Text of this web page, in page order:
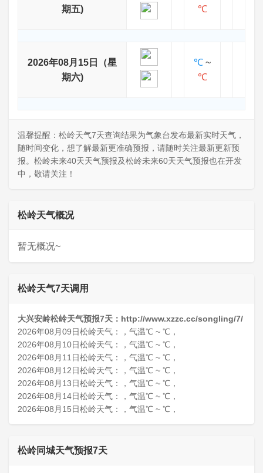
期五)
℃
2026年08月15日（星
期六)
℃ ~
℃
温馨提醒：松岭天气7天查询结果为气象台发布最新实时天气，
随时间变化，想了解最新更准确预报，请随时关注最新更新预
报。松岭未来40天天气预报及松岭未来60天天气预报也在开发
中，敬请关注！
松岭天气概况
暂无概况~
松岭天气7天调用
大兴安岭松岭天气预报7天：http://www.xzzc.cc/songling/7/
2026年08月09日松岭天气：，气温℃ ~ ℃，
2026年08月10日松岭天气：，气温℃ ~ ℃，
2026年08月11日松岭天气：，气温℃ ~ ℃，
2026年08月12日松岭天气：，气温℃ ~ ℃，
2026年08月13日松岭天气：，气温℃ ~ ℃，
2026年08月14日松岭天气：，气温℃ ~ ℃，
2026年08月15日松岭天气：，气温℃ ~ ℃，
松岭同城天气预报7天